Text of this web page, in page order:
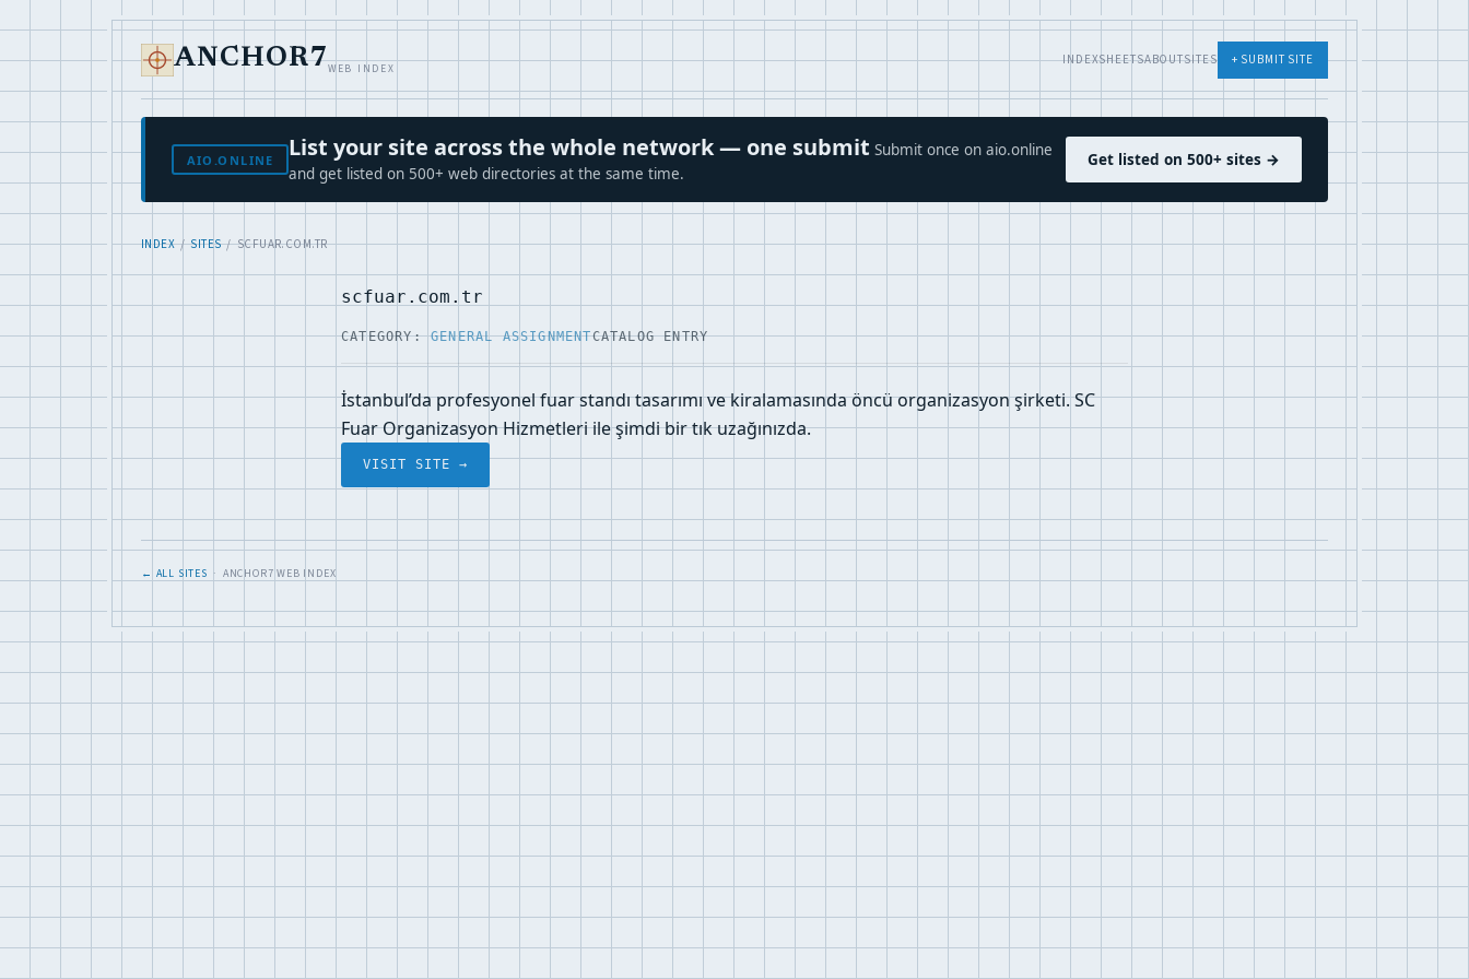
ANCHOR7WEB INDEX
INDEXSHEETSABOUTSITES + SUBMIT SITE
AIO.ONLINE List your site across the whole network — one submit Submit once on aio.online
and get listed on 500+ web directories at the same time.
Get listed on 500+ sites →
INDEX/SITES/ SCFUAR.COM.TR
scfuar.com.tr
CATEGORY:GENERAL ASSIGNMENTCATALOG ENTRY
İstanbul’da profesyonel fuar standı tasarımı ve kiralamasında öncü organizasyon şirketi. SC
Fuar Organizasyon Hizmetleri ile şimdi bir tık uzağınızda.
VISIT SITE →
← ALL SITES · ANCHOR7 WEB INDEX